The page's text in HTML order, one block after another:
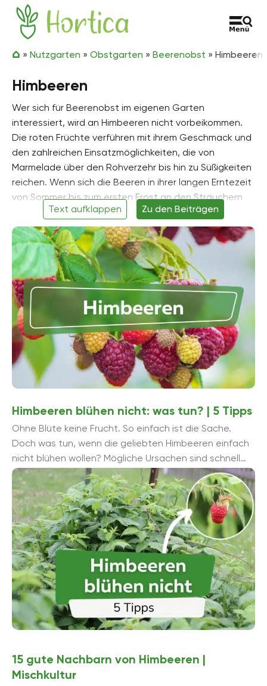
Zum Inhalt springen
Hortica
» Nutzgarten » Obstgarten » Beerenobst » Himbeeren
Himbeeren
Wer sich für Beerenobst im eigenen Garten
interessiert, wird an Himbeeren nicht vorbeikommen.
Die roten Früchte verführen mit ihrem Geschmack und
den zahlreichen Einsatzmöglichkeiten, die von
Marmelade über den Rohverzehr bis hin zu Süßigkeiten
reichen. Wenn sich die Beeren in ihrer langen Erntezeit
von Sommer bis zum ersten Frost an den Sträuchern
pflückbereit präsentieren, werden Sie viel Spaß bei der
Ernte haben. Davor müssen Sie jedoch erst einmal
wissen, wie Sie die Sträucher anpflanzen, schneiden,
pflegen und durch den Winter bringen, bevor eine
Ernte überhaupt möglich ist. Wenn Sie sich für den
Anbau von Himbeeren interessieren, sollten Sie auf
keinen Fall die Rankhilfe vergessen. Die Sträucher sind
auf diese angewiesen, vor allem wenn Sie die
Ernteerträge verbessern wollen, da sie durch die
Rankhilfe eine Möglichkeit haben, problemlos in die
Höhe zu wachsen. Werden Himbeeren im Garten
angebaut, ist der Standort sehr wichtig, da die
Gewächse nicht zu stickig stehen dürfen.
Text aufklappen Zu den Beiträgen
Himbeeren blühen nicht: was tun? | 5 Tipps
Ohne Blüte keine Frucht. So einfach ist die Sache.
Doch was tun, wenn die geliebten Himbeeren einfach
nicht blühen wollen? Mögliche Ursachen sind schnell
ausgemacht. Wir verraten, ...
15 gute Nachbarn von Himbeeren |
Mischkultur